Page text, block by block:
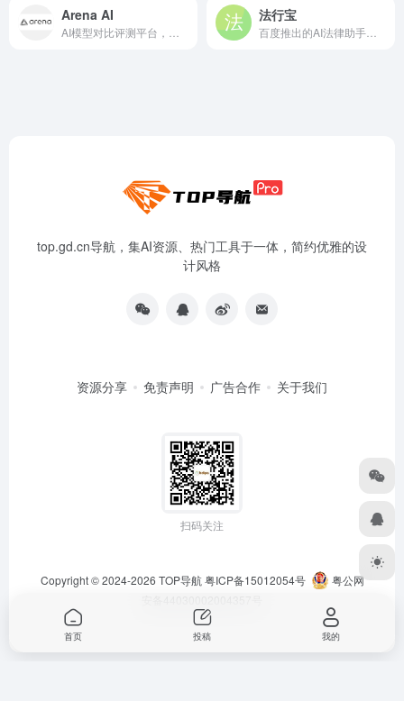
Arena AI 法行宝
top.gd.cn导航，集AI资源、热门工具于一体，简约优雅的设
计风格
资源分享 免责声明 广告合作 关于我们
扫码关注
Copyright © 2024-2026 TOP导航 粤ICP备15012054号
粤公网
首页 投稿 我的